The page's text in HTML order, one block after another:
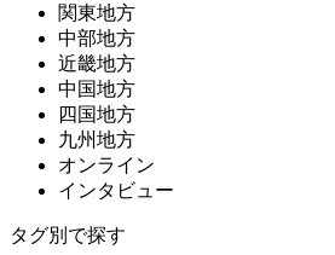
関東地方
中部地方
近畿地方
中国地方
四国地方
九州地方
オンライン
インタビュー
タグ別で探す